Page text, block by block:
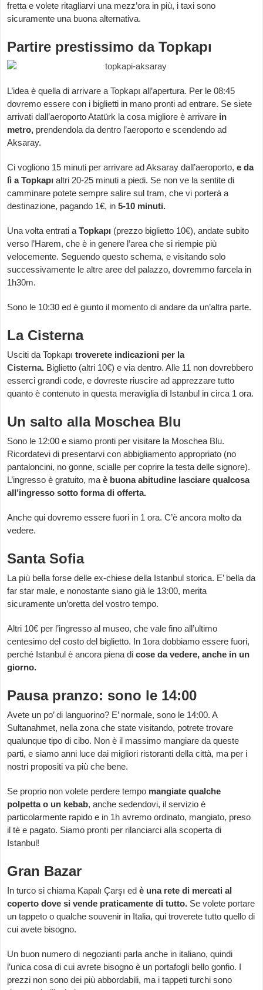
fretta e volete ritagliarvi una mezz’ora in più, i taxi sono
sicuramente una buona alternativa.
Partire prestissimo da Topkapı
L’idea è quella di arrivare a Topkapı all’apertura. Per le 08:45
dovremo essere con i biglietti in mano pronti ad entrare. Se siete
arrivati dall’aeroporto Atatürk la cosa migliore è arrivare in
metro, prendendola da dentro l’aeroporto e scendendo ad
Aksaray.
Ci vogliono 15 minuti per arrivare ad Aksaray dall’aeroporto,e da
lì a Topkapıaltri 20-25 minuti a piedi. Se non ve la sentite di
camminare potete sempre salire sul tram, che vi porterà a
destinazione, pagando 1€, in5-10 minuti.
Una volta entrati aTopkapı (prezzo biglietto 10€), andate subito
verso l’Harem, che è in genere l’area che si riempie più
velocemente. Seguendo questo schema, e visitando solo
successivamente le altre aree del palazzo, dovremmo farcela in
1h30m.
Sono le 10:30 ed è giunto il momento di andare da un’altra parte.
La Cisterna
Usciti da Topkapıtroverete indicazioni per la
Cisterna. Biglietto (altri 10€) e via dentro. Alle 11 non dovrebbero
esserci grandi code, e dovreste riuscire ad apprezzare tutto
quanto è contenuto in questa meraviglia di Istanbul in circa 1 ora.
Un salto alla Moschea Blu
Sono le 12:00 e siamo pronti per visitare la Moschea Blu.
Ricordatevi di presentarvi con abbigliamento appropriato (no
pantaloncini, no gonne, scialle per coprire la testa delle signore).
L’ingresso è gratuito, maè buona abitudine lasciare qualcosa
all’ingresso sotto forma di offerta.
Anche qui dovremo essere fuori in 1 ora. C’è ancora molto da
vedere.
Santa Sofia
La più bella forse delle ex-chiese della Istanbul storica. E’ bella da
far star male, e nonostante siano già le 13:00, merita
sicuramente un’oretta del vostro tempo.
Altri 10€ per l’ingresso al museo, che vale fino all’ultimo
centesimo del costo del biglietto. In 1ora dobbiamo essere fuori,
perché Istanbul è ancora piena dicose da vedere, anche in un
giorno.
Pausa pranzo: sono le 14:00
Avete un po’ di languorino? E’ normale, sono le 14:00. A
Sultanahmet, nella zona che state visitando, potrete trovare
qualunque tipo di cibo. Non è il massimo mangiare da queste
parti, e siamo anni luce dai migliori ristoranti della città, ma per i
nostri propositi va più che bene.
Se proprio non volete perdere tempo mangiate qualche
polpetta o un kebab, anche sedendovi, il servizio è
particolarmente rapido e in 1h avremo ordinato, mangiato, preso
il tè e pagato. Siamo pronti per rilanciarci alla scoperta di
Istanbul!
Gran Bazar
In turco si chiama Kapalı Çarşı edè una rete di mercati al
coperto dove si vende praticamente di tutto. Se volete portare
un tappeto o qualche souvenir in Italia, qui troverete tutto quello di
cui avete bisogno.
Un buon numero di negozianti parla anche in italiano, quindi
l’unica cosa di cui avrete bisogno è un portafogli bello gonfio. I
prezzi non sono dei più abbordabili, ma i tappeti turchi sono